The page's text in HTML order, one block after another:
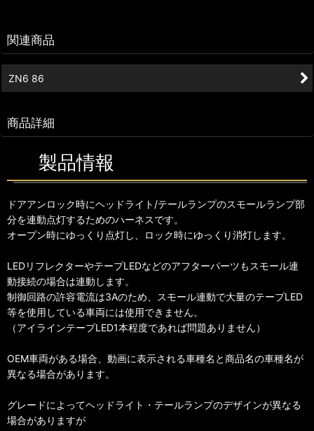
関連商品
ZN6 86
商品詳細
製品情報
ドアアンロック時にヘッドライト/テールランプのスモールランプ部
分を連動点灯するためのハーネスです。
オープン時にゆっくり点灯し、ロック時にゆっくり消灯します。
LEDリフレクターやテープLEDなどのアフターパーツもスモール連
動接続の場合は連動します。
制御回路の許容電流は3Aのため、スモール連動で大量のテープLED
等を使用している車両には使用できません。
（アイラインテープLED1本程度であれば問題ありません）
OEM車両がある場合、動画に表示される車種名と商品名の車種名が
異なる場合があります。
グレードによってヘッドライト・テールランプのデザインが異なる
場合がありますが